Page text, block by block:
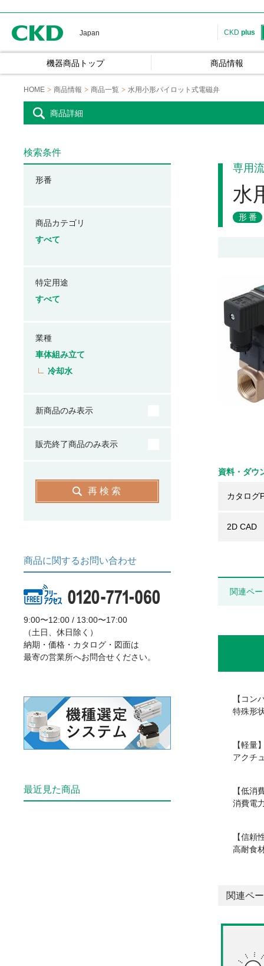
Japan CKD plus
機器商品トップ 商品情報
HOME 商品情報 商品一覧 水用小形パイロット式電磁弁
商品詳細
専用
水
形番
資料・ダウ
カタログ
2D CAD
関連ペ
【コン
特殊形
【軽量
アクチ
【低消
消費電
【信頼
高耐食
関連ペ
検索条件
形番
商品カテゴリ
すべて
特定用途
すべて
業種
車体組み立て
冷却水
新商品のみ表示
販売終了商品のみ表示
再検索
商品に関するお問い合わせ
9:00〜12:00 / 13:00〜17:00
（土日、休日除く）
納期・価格・カタログ・図面は
最寄の営業所へお問合せください。
最近見た商品